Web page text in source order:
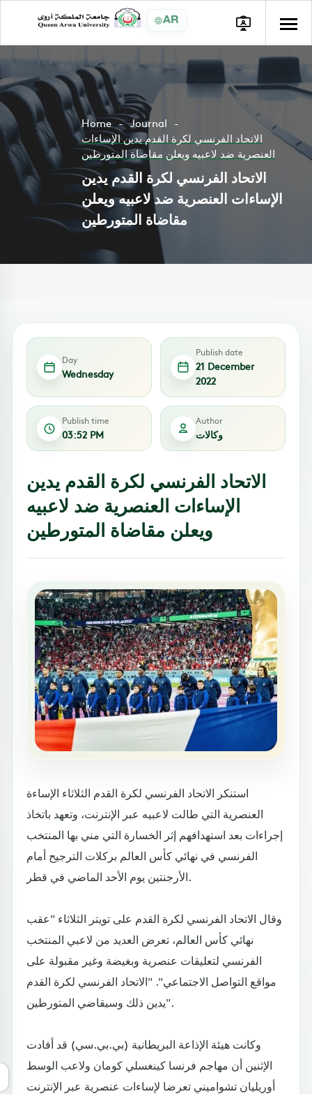
AR
Home
Journal
الاتحاد الفرنسي لكرة القدم يدين الإساءات
العنصرية ضد لاعبيه ويعلن مقاضاة المتورطين
الاتحاد الفرنسي لكرة القدم يدين
الإساءات العنصرية ضد لاعبيه ويعلن
مقاضاة المتورطين
Day
Wednesday
Publish date
21 December
2022
Publish time
03:52 PM
Author
وكالات
الاتحاد الفرنسي لكرة القدم يدين
الإساءات العنصرية ضد لاعبيه
ويعلن مقاضاة المتورطين
استنكر الاتحاد الفرنسي لكرة القدم الثلاثاء الإساءة
العنصرية التي طالت لاعبيه عبر الإنترنت، وتعهد باتخاذ
إجراءات بعد استهدافهم إثر الخسارة التي مني بها المنتخب
الفرنسي في نهائي كأس العالم بركلات الترجيح أمام
الأرجنتين يوم الأحد الماضي في قطر.
وقال الاتحاد الفرنسي لكرة القدم على تويتر الثلاثاء "عقب
نهائي كأس العالم، تعرض العديد من لاعبي المنتخب
الفرنسي لتعليقات عنصرية وبغيضة وغير مقبولة على
مواقع التواصل الاجتماعي". "الاتحاد الفرنسي لكرة القدم
يدين ذلك وسيقاضي المتورطين".
وكانت هيئة الإذاعة البريطانية (بي.بي.سي) قد أفادت
الإثنين أن مهاجم فرنسا كينغسلي كومان ولاعب الوسط
أوريليان تشواميني تعرضا لإساءات عنصرية عبر الإنترنت